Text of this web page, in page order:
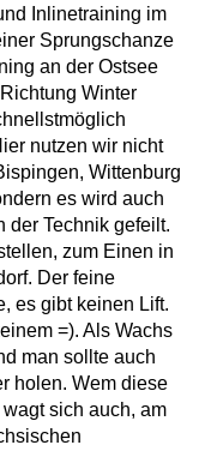
Inlinetraining im
Sprungschanze
an der Ostsee
Winter
nutzen wir nicht
Wittenburg
es wird auch
der Technik gefeilt.
zum Einen in
Der feine
es gibt keinen Lift.
=). Als Wachs
man sollte auch
holen. Wem diese
sich auch, am